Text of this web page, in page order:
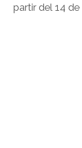
partir del 14